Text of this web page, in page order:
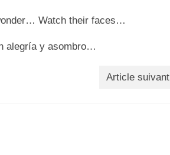
Watch their faces…
alegría y asombro…
Article suivant